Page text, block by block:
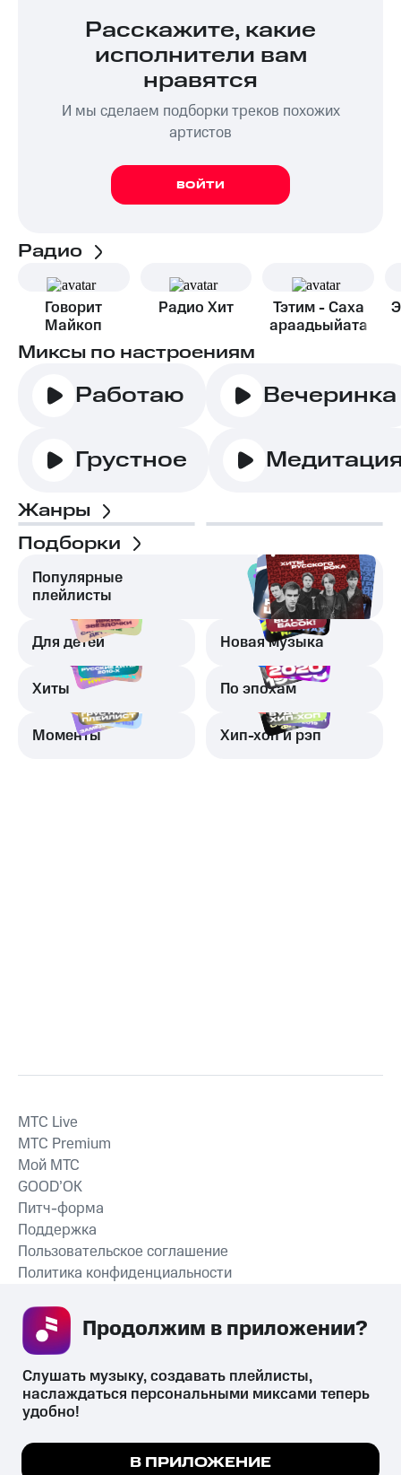
Расскажите, какие
исполнители вам
нравятся
И мы сделаем подборки треков похожих
артистов
ВОЙТИ
Радио
Говорит
Майкоп
Радио Хит
Тэтим - Саха
араадьыйата
Миксы по настроениям
Работаю Вечеринка
Грустное
Жанры
Подборки
Популярные
плейлисты
Для детей Новая музыка
Хиты По эпохам
Моменты Хип-хоп и рэп
СКАЧАТЬ ПРИЛОЖЕНИЕ
MTС Live
MTС Premium
Мой МТС
GOOD’OK
Питч-форма
Поддержка
Пользовательское соглашение
Политика конфиденциальности
психотропных веществ, их аналогов причиняет вред здоровью,
их незаконный оборот запрещён и влечёт установленную
Мы используем куки, чтобы на сайте все
Слушать музыку, создавать плейлисты,
наслаждаться персональными миксами теперь
удобно!
В ПРИЛОЖЕНИЕ